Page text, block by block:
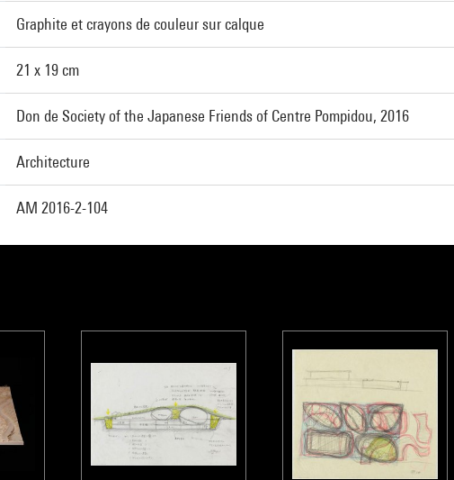
Graphite et crayons de couleur sur calque
21 x 19 cm
Don de Society of the Japanese Friends of Centre Pompidou, 2016
Architecture
AM 2016-2-104